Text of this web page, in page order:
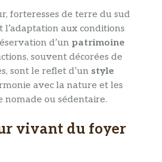
forteresses de terre du sud
l’adaptation aux conditions
d’un patrimoine
souvent décorées de
sont le reflet d’un style
avec la nature et les
nomade ou sédentaire.
vivant du foyer